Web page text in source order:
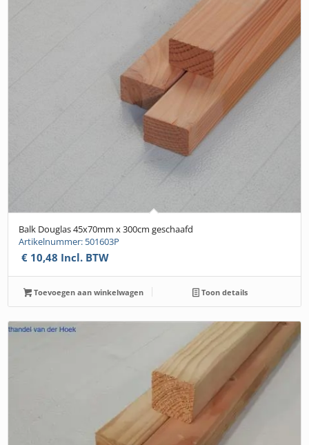
Balk Douglas 45x70mm x 300cm geschaafd
Artikelnummer: 501603P
€ 10,48 Incl. BTW
Toevoegen aan winkelwagen Toon details